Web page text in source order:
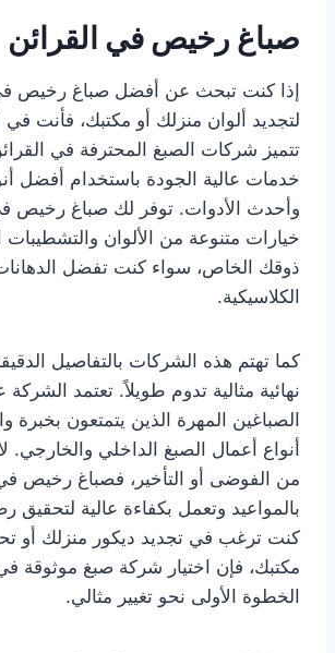
صباغ رخيص في القرائن
إذا كنت تبحث عن أفضل صباغ رخيص
لتجديد ألوان منزلك أو مكتبك، فأنت
تتميز شركات الصبغ المحترفة في
خدمات عالية الجودة باستخدام أفضل
وأحدث الأدوات. توفر لك صباغ رخيص
خيارات متنوعة من الألوان
ذوقك الخاص، سواء كنت تفضل
الكلاسيكية.
كما تهتم هذه الشركات بالتفاصيل
نهائية مثالية تدوم طويلاً. تعتمد
الصباغين المهرة الذين يتمتعون
أنواع أعمال الصبغ الداخلي والخارجي.
من الفوضى أو التأخير، فصباغ رخيص في
بالمواعيد وتعمل بكفاءة عالية لتحقيق
كنت ترغب في تجديد ديكور منزلك أو
مكتبك، فإن اختيار شركة صبغ موثوقة
الخطوة الأولى نحو تغيير مثالي.